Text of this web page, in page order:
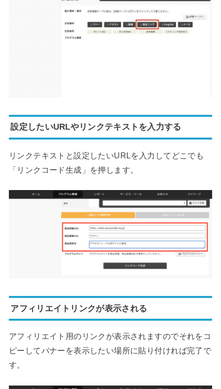
設定したいURLやリンクテキストを入力する
リンクテキストと設定したいURLを入力してどこでも
「リンクコード生成」を押します。
アフィリエイトリンクが表示される
アフィリエイト用のリンクが表示されますのでそれをコ
ピーしてバナーを表示したい場所に貼り付ければ完了で
す。